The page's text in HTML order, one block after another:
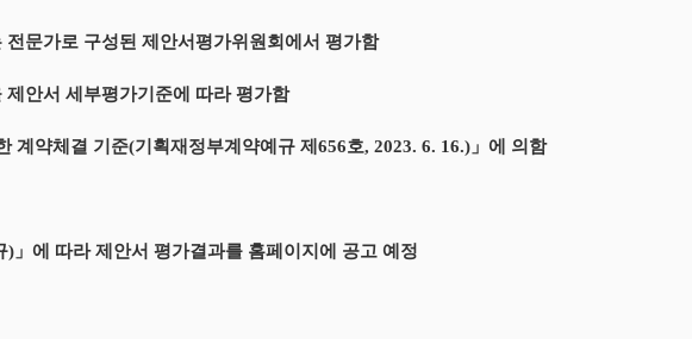
문가로 구성된 제안서평가위원회에서 평가함
안서 세부평가기준에 따라 평가함
계약체결 기준(기획재정부계약예규 제656호, 2023. 6. 16.)」에 의함
」에 따라 제안서 평가결과를 홈페이지에 공고 예정